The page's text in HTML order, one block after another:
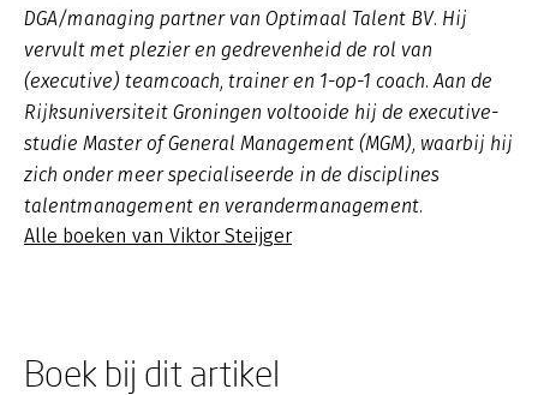
DGA/managing partner van Optimaal Talent BV. Hij
vervult met plezier en gedrevenheid de rol van
(executive) teamcoach, trainer en 1-op-1 coach. Aan de
Rijksuniversiteit Groningen voltooide hij de executive-
studie Master of General Management (MGM), waarbij hij
zich onder meer specialiseerde in de disciplines
talentmanagement en verandermanagement.
Alle boeken van Viktor Steijger
Boek bij dit artikel